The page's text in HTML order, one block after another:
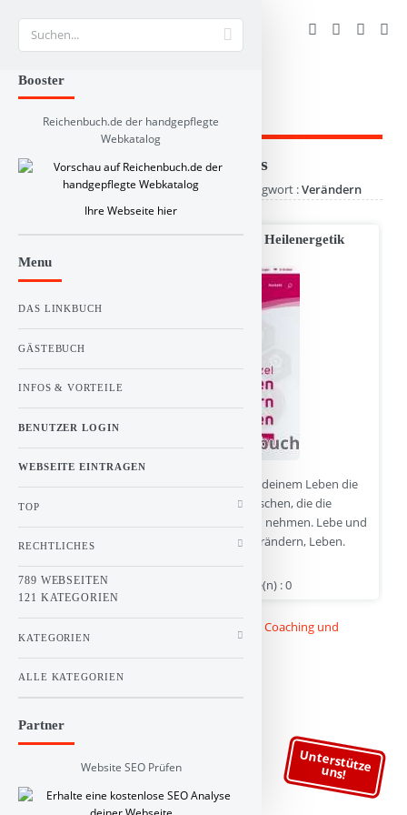
Unterstütze
uns!
Branchen und RSS-Verzeichnis
1 Webseite(n) gefunden zu diesem Schlagwort :Verändern
Sinnanalytische Aufstellung, Beratung, Heilenergetik
Wie du wirst, wer du sein willst! Erkenne in deinem Leben die
Zusammenhänge und gehöre zu den Menschen, die die
Gestaltung ihrer Realität selbst in die Hand nehmen. Lebe und
arbeite nach dem Grundsatz Erkennen, Verändern, Leben.
www.stefaniemenzel.de | Hits : 0 | Stimme(n) : 0
Coaching und
Seminare
Booster
Reichenbuch.de der handgepflegte
Webkatalog
Ihre Webseite hier
Menu
DAS LINKBUCH
GÄSTEBUCH
INFOS & VORTEILE
BENUTZER LOGIN
WEBSEITE EINTRAGEN
TOP
RECHTLICHES
789 WEBSEITEN
121 KATEGORIEN
KATEGORIEN
ALLE KATEGORIEN
Partner
Website SEO Prüfen